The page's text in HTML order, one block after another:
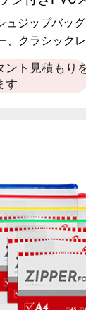
ュジップバッ
、クラシック
ント見積もり
す